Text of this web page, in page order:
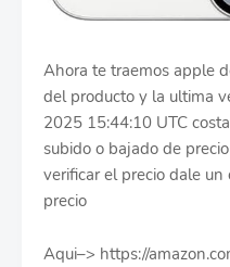
Ahora te traemos apple
del producto y la ultima
2025 15:44:10 UTC
subido o bajado de
verificar el precio dale
precio
Aqui–> https://